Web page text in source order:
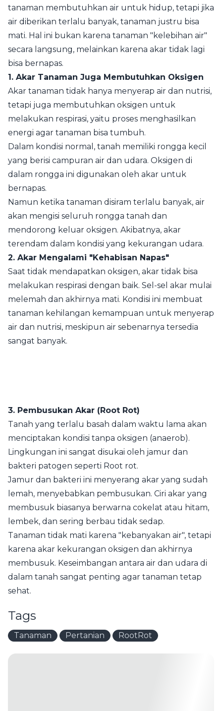
tanaman membutuhkan air untuk hidup, tetapi jika
air diberikan terlalu banyak, tanaman justru bisa
mati. Hal ini bukan karena tanaman "kelebihan air"
secara langsung, melainkan karena akar tidak lagi
bisa bernapas.
1. Akar Tanaman Juga Membutuhkan Oksigen
Akar tanaman tidak hanya menyerap air dan nutrisi,
tetapi juga membutuhkan oksigen untuk
melakukan respirasi, yaitu proses menghasilkan
energi agar tanaman bisa tumbuh.
Dalam kondisi normal, tanah memiliki rongga kecil
yang berisi campuran air dan udara. Oksigen di
dalam rongga ini digunakan oleh akar untuk
bernapas.
Namun ketika tanaman disiram terlalu banyak, air
akan mengisi seluruh rongga tanah dan
mendorong keluar oksigen. Akibatnya, akar
terendam dalam kondisi yang kekurangan udara.
2. Akar Mengalami "Kehabisan Napas"
Saat tidak mendapatkan oksigen, akar tidak bisa
melakukan respirasi dengan baik. Sel-sel akar mulai
melemah dan akhirnya mati. Kondisi ini membuat
tanaman kehilangan kemampuan untuk menyerap
air dan nutrisi, meskipun air sebenarnya tersedia
sangat banyak.
3. Pembusukan Akar (Root Rot)
Tanah yang terlalu basah dalam waktu lama akan
menciptakan kondisi tanpa oksigen (anaerob).
Lingkungan ini sangat disukai oleh jamur dan
bakteri patogen seperti Root rot.
Jamur dan bakteri ini menyerang akar yang sudah
lemah, menyebabkan pembusukan. Ciri akar yang
membusuk biasanya berwarna cokelat atau hitam,
lembek, dan sering berbau tidak sedap.
Tanaman tidak mati karena "kebanyakan air", tetapi
karena akar kekurangan oksigen dan akhirnya
membusuk. Keseimbangan antara air dan udara di
dalam tanah sangat penting agar tanaman tetap
sehat.
Tags
Tanaman Pertanian RootRot